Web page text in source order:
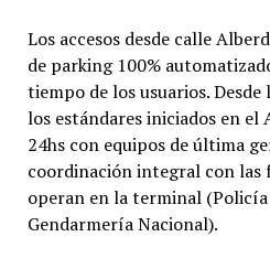
Los accesos desde calle
de parking 100%
tiempo de los usuarios.
los estándares iniciados en
24hs con equipos de última
coordinación integral con las
operan en la terminal
Gendarmería Nacional).